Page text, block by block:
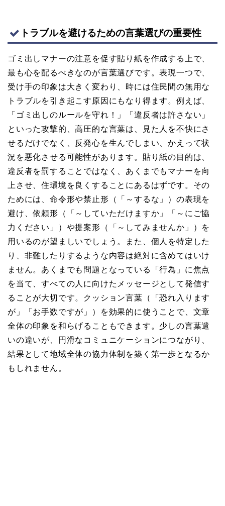
トラブルを避けるための言葉選びの重要性
ゴミ出しマナーの注意を促す貼り紙を作成する上で、
最も心を配るべきなのが言葉選びです。表現一つで、
受け手の印象は大きく変わり、時には住民間の無用な
トラブルを引き起こす原因にもなり得ます。例えば、
「ゴミ出しのルールを守れ！」「違反者は許さない」
といった攻撃的、高圧的な言葉は、見た人を不快にさ
せるだけでなく、反発心を生んでしまい、かえって状
況を悪化させる可能性があります。貼り紙の目的は、
違反者を罰することではなく、あくまでもマナーを向
上させ、住環境を良くすることにあるはずです。その
ためには、命令形や禁止形（「～するな」）の表現を
避け、依頼形（「～していただけますか」「～にご協
力ください」）や提案形（「～してみませんか」）を
用いるのが望ましいでしょう。また、個人を特定した
り、非難したりするような内容は絶対に含めてはいけ
ません。あくまでも問題となっている「行為」に焦点
を当て、すべての人に向けたメッセージとして発信す
ることが大切です。クッション言葉（「恐れ入ります
が」「お手数ですが」）を効果的に使うことで、文章
全体の印象を和らげることもできます。少しの言葉遣
いの違いが、円滑なコミュニケーションにつながり、
結果として地域全体の協力体制を築く第一歩となるか
もしれません。